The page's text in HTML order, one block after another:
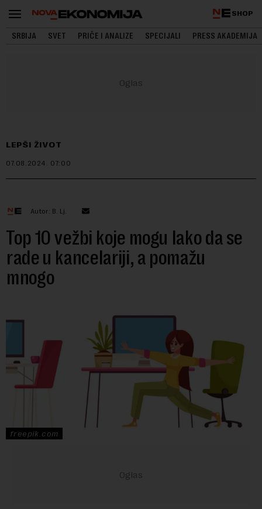
SHOP
SRBIJA SVET PRIČE I ANALIZE SPECIJALI PRESS AKADEMIJA
LEPŠI ŽIVOT
07.08.2024. 07:00
Autor: B. Lj.
Top 10 vežbi koje mogu lako da se
rade u kancelariji, a pomažu
mnogo
freepik.com